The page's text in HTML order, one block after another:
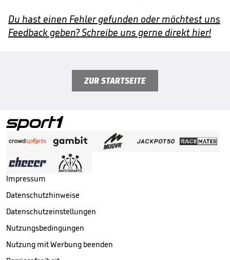
Du hast einen Fehler gefunden oder möchtest uns
Feedback geben? Schreibe uns gerne direkt hier!
ZUR STARTSEITE
Impressum
Datenschutzhinweise
Datenschutzeinstellungen
Nutzungsbedingungen
Nutzung mit Werbung beenden